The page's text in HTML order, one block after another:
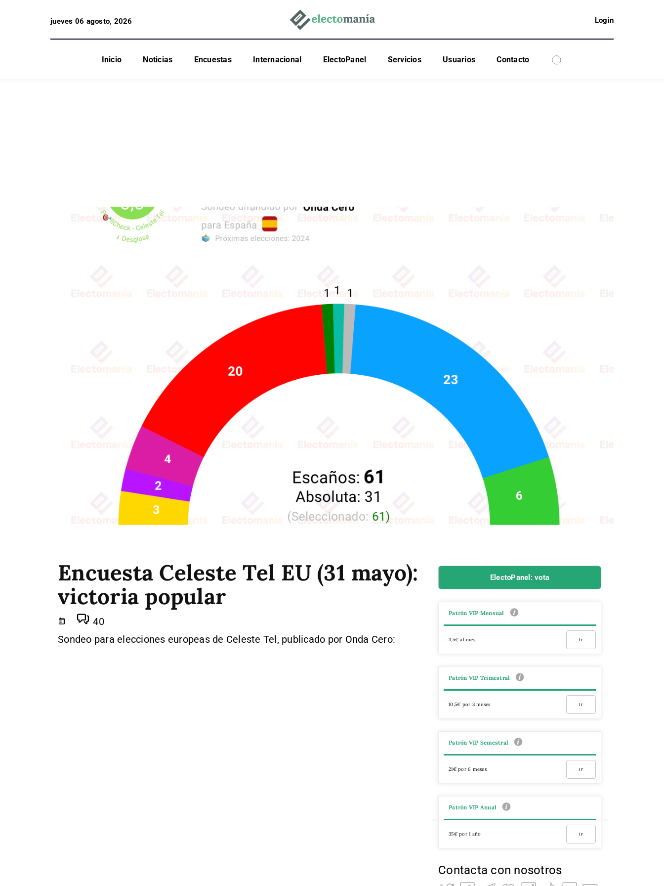
jueves 06 agosto, 2026 Login
Inicio Noticias Encuestas Internacional ElectoPanel Servicios Usuarios Contacto
Encuesta Celeste Tel EU (31 mayo):
victoria popular
40
Sondeo para elecciones europeas de Celeste Tel, publicado por Onda Cero:
ElectoPanel: vota
Patrón VIP Mensual
3,5€ al mes Ir
Patrón VIP Trimestral
10,5€ por 3 meses Ir
Patrón VIP Semestral
21€ por 6 meses Ir
Patrón VIP Anual
35€ por 1 año Ir
Contacta con nosotros